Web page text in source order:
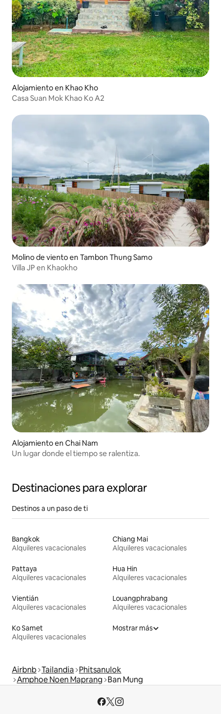
Alojamiento en Khao Kho
Casa Suan Mok Khao Ko A2
Molino de viento en Tambon Thung Samo
Villa JP en Khaokho
Alojamiento en Chai Nam
Un lugar donde el tiempo se ralentiza.
Destinaciones para explorar
Destinos a un paso de ti
Bangkok
Alquileres vacacionales
Chiang Mai
Alquileres vacacionales
Pattaya
Alquileres vacacionales
Hua Hin
Alquileres vacacionales
Vientián
Alquileres vacacionales
Louangphrabang
Alquileres vacacionales
Ko Samet
Alquileres vacacionales
Mostrar más
Airbnb Tailandia Phitsanulok
Amphoe Noen Maprang Ban Mung